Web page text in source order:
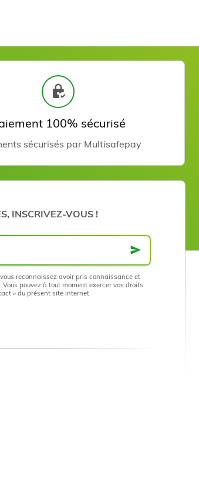
100% sécurisé
sécurisés par Multisafepay
INSCRIVEZ-VOUS !
reconnaissez avoir pris connaissance et
. Vous pouvez à tout moment exercer vos droits
» du présent site internet.